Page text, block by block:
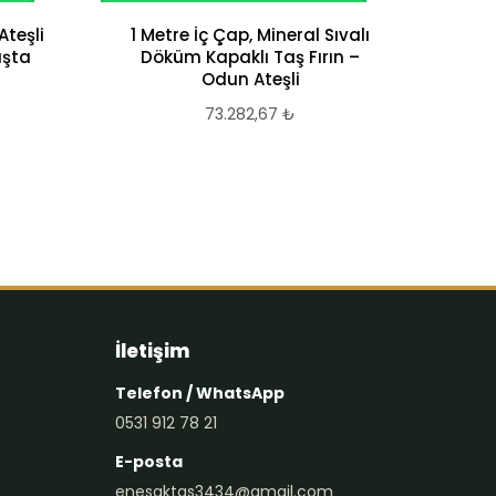
1 Metre İç Çap, Mineral Sıvalı
Döküm Kapaklı Taş Fırın –
Odun Ateşli
73.282,67 ₺
İletişim
Telefon / WhatsApp
0531 912 78 21
E-posta
enesaktas3434@gmail.com